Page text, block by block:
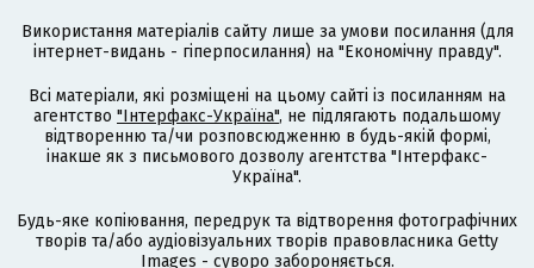
Використання матеріалів сайту лише за умови посилання (для
інтернет-видань - гіперпосилання) на "Економічну правду".
Всі матеріали, які розміщені на цьому сайті із посиланням на
агентство "Інтерфакс-Україна", не підлягають подальшому
відтворенню та/чи розповсюдженню в будь-якій формі,
інакше як з письмового дозволу агентства "Інтерфакс-
Україна".
Будь-яке копіювання, передрук та відтворення фотографічних
творів та/або аудіовізуальних творів правовласника Getty
Images - суворо забороняється.